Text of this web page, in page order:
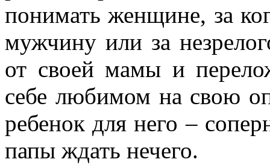
понимать женщине, за
мужчину или за
от своей мамы и
себе любимом на свою
ребенок для него –
папы ждать нечего.